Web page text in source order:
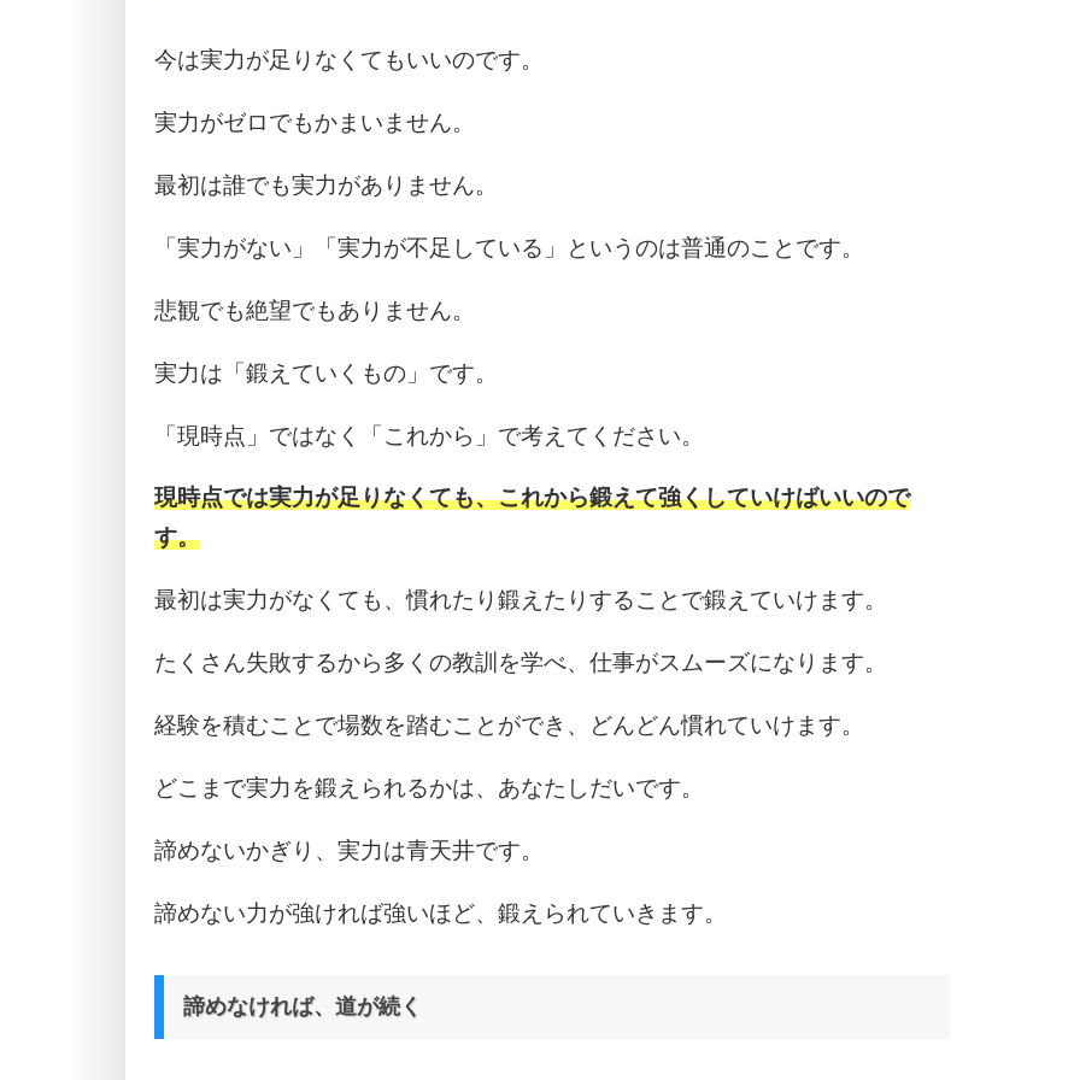
今は実力が足りなくてもいいのです。
実力がゼロでもかまいません。
最初は誰でも実力がありません。
「実力がない」「実力が不足している」というのは普通のことです。
悲観でも絶望でもありません。
実力は「鍛えていくもの」です。
「現時点」ではなく「これから」で考えてください。
現時点では実力が足りなくても、これから鍛えて強くしていけばいいので
す。
最初は実力がなくても、慣れたり鍛えたりすることで鍛えていけます。
たくさん失敗するから多くの教訓を学べ、仕事がスムーズになります。
経験を積むことで場数を踏むことができ、どんどん慣れていけます。
どこまで実力を鍛えられるかは、あなたしだいです。
諦めないかぎり、実力は青天井です。
諦めない力が強ければ強いほど、鍛えられていきます。
諦めなければ、道が続く